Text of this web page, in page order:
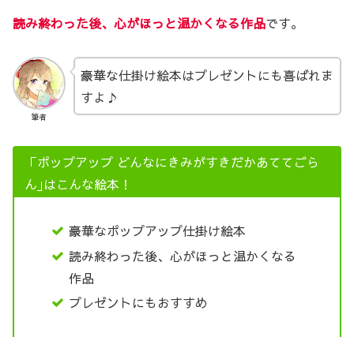
読み終わった後、心がほっと温かくなる作品です。
筆者
豪華な仕掛け絵本はプレゼントにも喜ばれま
すよ♪
「ポップアップ どんなにきみがすきだかあててごら
ん｣はこんな絵本！
豪華なポップアップ仕掛け絵本
読み終わった後、心がほっと温かくなる
作品
プレゼントにもおすすめ